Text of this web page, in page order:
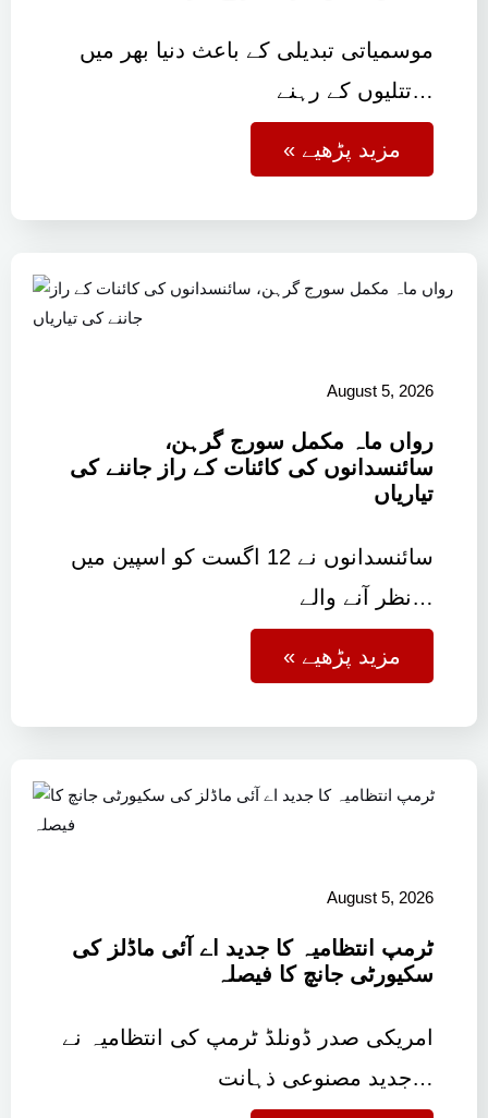
موسمیاتی تبدیلی کے باعث دنیا بھر میں
تتلیوں کے رہنے…
« مزید پڑھیے
August 5, 2026
رواں ماہ مکمل سورج گرہن،
سائنسدانوں کی کائنات کے راز جاننے کی
تیاریاں
سائنسدانوں نے 12 اگست کو اسپین میں
نظر آنے والے…
« مزید پڑھیے
August 5, 2026
ٹرمپ انتظامیہ کا جدید اے آئی ماڈلز کی
سکیورٹی جانچ کا فیصلہ
امریکی صدر ڈونلڈ ٹرمپ کی انتظامیہ نے
جدید مصنوعی ذہانت…